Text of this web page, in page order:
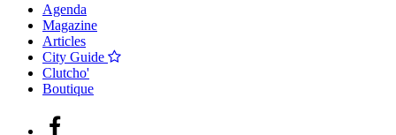
Agenda
Magazine
Articles
City Guide
Clutcho'
Boutique